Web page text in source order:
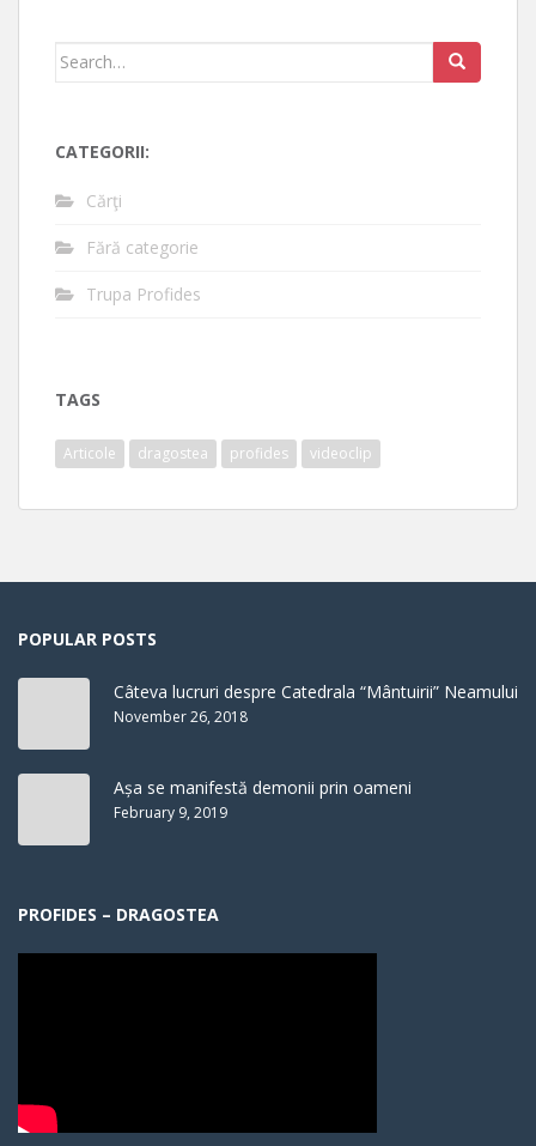
Search
CATEGORII:
Cărţi
Fără categorie
Trupa Profides
TAGS
Articole dragostea profides videoclip
POPULAR POSTS
Câteva lucruri despre Catedrala “Mântuirii” Neamului
November 26, 2018
Așa se manifestă demonii prin oameni
February 9, 2019
PROFIDES – DRAGOSTEA